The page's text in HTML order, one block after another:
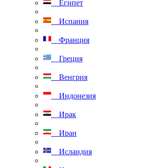
Египет
Испания
Франция
Греция
Венгрия
Индонезия
Ирак
Иран
Исландия